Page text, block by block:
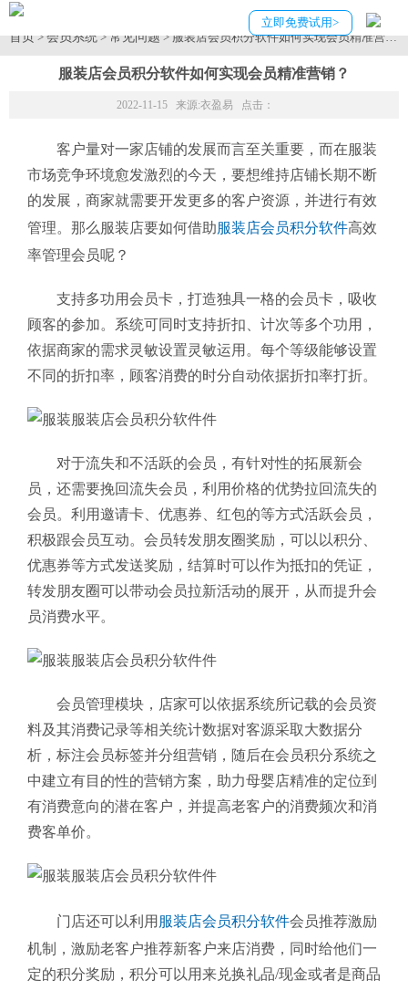
立即免费试用>
首页>会员系统>常见问题> 服装店会员积分软件如何实现会员精准营销？
服装店会员积分软件如何实现会员精准营销？
2022-11-15 来源:衣盈易 点击：
客户量对一家店铺的发展而言至关重要，而在服装
市场竞争环境愈发激烈的今天，要想维持店铺长期不断
的发展，商家就需要开发更多的客户资源，并进行有效
管理。那么服装店要如何借助服装店会员积分软件高效
率管理会员呢？
支持多功用会员卡，打造独具一格的会员卡，吸收
顾客的参加。系统可同时支持折扣、计次等多个功用，
依据商家的需求灵敏设置灵敏运用。每个等级能够设置
不同的折扣率，顾客消费的时分自动依据折扣率打折。
对于流失和不活跃的会员，有针对性的拓展新会
员，还需要挽回流失会员，利用价格的优势拉回流失的
会员。利用邀请卡、优惠券、红包的等方式活跃会员，
积极跟会员互动。会员转发朋友圈奖励，可以以积分、
优惠券等方式发送奖励，结算时可以作为抵扣的凭证，
转发朋友圈可以带动会员拉新活动的展开，从而提升会
员消费水平。
会员管理模块，店家可以依据系统所记载的会员资
料及其消费记录等相关统计数据对客源采取大数据分
析，标注会员标签并分组营销，随后在会员积分系统之
中建立有目的性的营销方案，助力母婴店精准的定位到
有消费意向的潜在客户，并提高老客户的消费频次和消
费客单价。
门店还可以利用 服装店会员积分软件会员推荐激励
机制，激励老客户推荐新客户来店消费，同时给他们一
定的积分奖励，积分可以用来兑换礼品/现金或者是商品